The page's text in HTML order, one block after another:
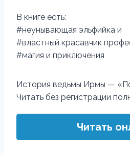
В книге есть:
#неунывающая эльфийка и
#властный красавчик
#магия и приключения
История ведьмы Ирмы —
Читать без регистрации
Читать